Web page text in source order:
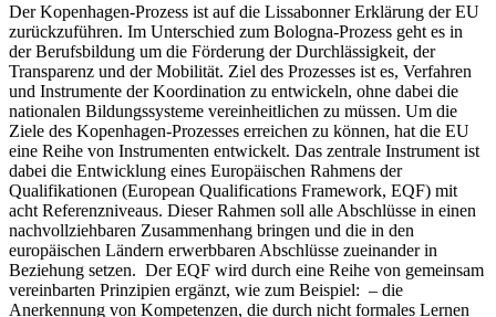
Der Kopenhagen-Prozess ist auf die Lissabonner Erklärung der EU
zurückzuführen. Im Unterschied zum Bologna-Prozess geht es in
der Berufsbildung um die Förderung der Durchlässigkeit, der
Transparenz und der Mobilität. Ziel des Prozesses ist es, Verfahren
und Instrumente der Koordination zu entwickeln, ohne dabei die
nationalen Bildungssysteme vereinheitlichen zu müssen. Um die
Ziele des Kopenhagen-Prozesses erreichen zu können, hat die EU
eine Reihe von Instrumenten entwickelt. Das zentrale Instrument ist
dabei die Entwicklung eines Europäischen Rahmens der
Qualifikationen (European Qualifications Framework, EQF) mit
acht Referenzniveaus. Dieser Rahmen soll alle Abschlüsse in einen
nachvollziehbaren Zusammenhang bringen und die in den
europäischen Ländern erwerbbaren Abschlüsse zueinander in
Beziehung setzen. Der EQF wird durch eine Reihe von gemeinsam
vereinbarten Prinzipien ergänzt, wie zum Beispiel: – die
Anerkennung von Kompetenzen, die durch nicht formales Lernen